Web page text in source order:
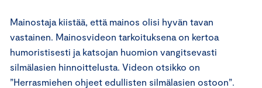
Mainostaja kiistää, että mainos olisi hyvän tavan
vastainen. Mainosvideon tarkoituksena on kertoa
humoristisesti ja katsojan huomion vangitsevasti
silmälasien hinnoittelusta. Videon otsikko on
”Herrasmiehen ohjeet edullisten silmälasien ostoon”.